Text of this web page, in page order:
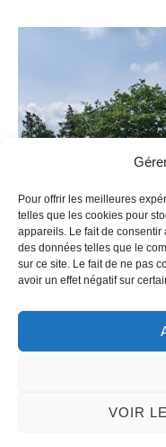
Pour offrir les meilleures
telles que les cookies pour
appareils. Le fait de
des données telles que le
sur ce site. Le fait de ne pas
avoir un effet négatif sur
VOIR